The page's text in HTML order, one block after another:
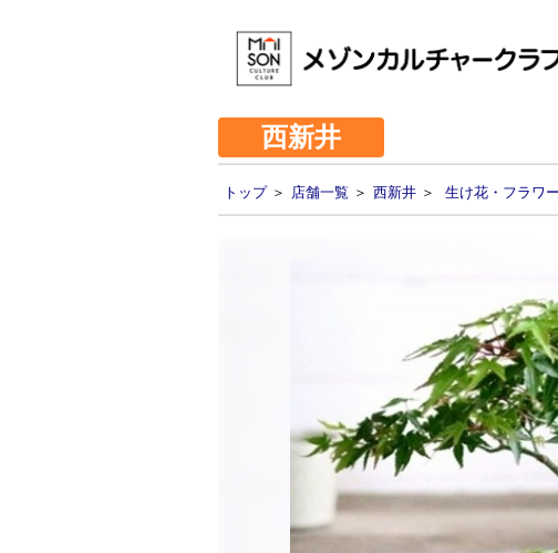
西新井
トップ＞ 店舗一覧 ＞ 西新井 ＞ 生け花・フラワー